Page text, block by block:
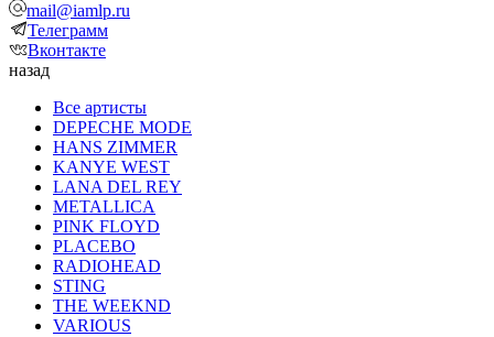
mail@iamlp.ru
Телеграмм
Вконтакте
назад
Все артисты
DEPECHE MODE
HANS ZIMMER
KANYE WEST
LANA DEL REY
METALLICA
PINK FLOYD
PLACEBO
RADIOHEAD
STING
THE WEEKND
VARIOUS